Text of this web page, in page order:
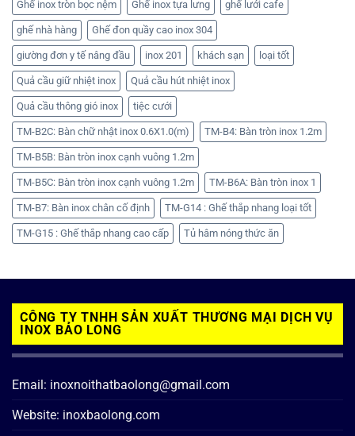
Ghế inox tròn bọc nệm Ghế inox tựa lưng ghế lưới cafe
ghế nhà hàng Ghế đon quầy cao inox 304
giường đơn y tế nâng đầu inox 201 khách sạn loại tốt
Quả cầu giữ nhiệt inox Quả cầu hút nhiệt inox
Quả cầu thông gió inox tiệc cưới
TM-B2C: Bàn chữ nhật inox 0.6X1.0(m) TM-B4: Bàn tròn inox 1.2m
TM-B5B: Bàn tròn inox cạnh vuông 1.2m
TM-B5C: Bàn tròn inox cạnh vuông 1.2m TM-B6A: Bàn tròn inox 1
TM-B7: Bàn inox chân cố định TM-G14 : Ghế thắp nhang loại tốt
TM-G15 : Ghế thắp nhang cao cấp Tủ hâm nóng thức ăn
CÔNG TY TNHH SẢN XUẤT THƯƠNG MẠI DỊCH VỤ
INOX BẢO LONG
Email: inoxnoithatbaolong@gmail.com
Website: inoxbaolong.com